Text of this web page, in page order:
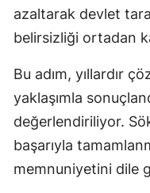
azaltarak devlet
belirsizliği ortadan
Bu adım, yıllardır
yaklaşımla
değerlendiriliyor.
başarıyla
memnuniyetini dile